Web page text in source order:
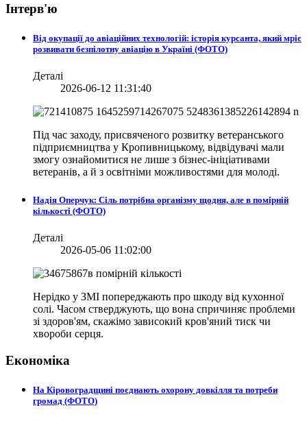
Інтерв'ю
Від окупації до авіаційних технологій: історія курсанта, який мріє
розвивати безпілотну авіацію в Україні (ФОТО)
Деталі
2026-06-12 11:31:40
Під час заходу, присвяченого розвитку ветеранського
підприємництва у Кропивницькому, відвідувачі мали
змогу ознайомитися не лише з бізнес-ініціативами
ветеранів, а й з освітніми можливостями для молоді.
Надія Оперчук: Сіль потрібна організму щодня, але в помірній
кількості (ФОТО)
Деталі
2026-05-06 11:02:00
Нерідко у ЗМІ попереджають про шкоду від кухонної
солі. Часом стверджують, що вона спричиняє проблеми
зі здоров'ям, скажімо зависокий кров'яний тиск чи
хвороби серця.
Економіка
На Кіровоградщині поєднають охорону довкілля та потреби
громад (ФОТО)